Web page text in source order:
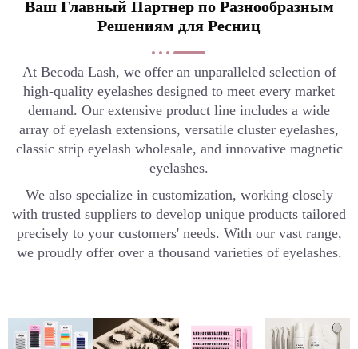
Ваш Главный Партнер по Разнообразным
Решениям для Ресниц
At Becoda Lash, we offer an unparalleled selection of
high-quality eyelashes designed to meet every market
demand. Our extensive product line includes a wide
array of eyelash extensions, versatile cluster eyelashes,
classic strip eyelash wholesale, and innovative magnetic
eyelashes.
We also specialize in customization, working closely
with trusted suppliers to develop unique products tailored
precisely to your customers' needs. With our vast range,
we proudly offer over a thousand varieties of eyelashes.